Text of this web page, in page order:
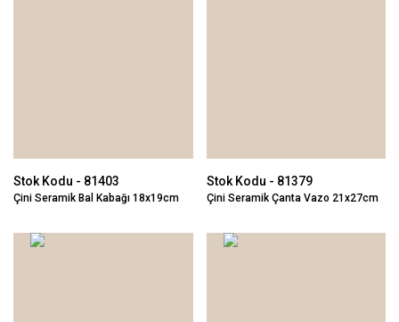
Stok Kodu - 81403
Çini Seramik Bal Kabağı 18x19cm
Stok Kodu - 81379
Çini Seramik Çanta Vazo 21x27cm